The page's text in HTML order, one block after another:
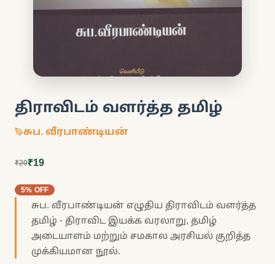
திராவிடம் வளர்த்த தமிழ்
சுப. வீரபாண்டியன்
₹20₹19
5% OFF
சுப. வீரபாண்டியன் எழுதிய திராவிடம் வளர்த்த
தமிழ் - திராவிட இயக்க வரலாறு, தமிழ்
அடையாளம் மற்றும் சமகால அரசியல் குறித்த
முக்கியமான நூல்.